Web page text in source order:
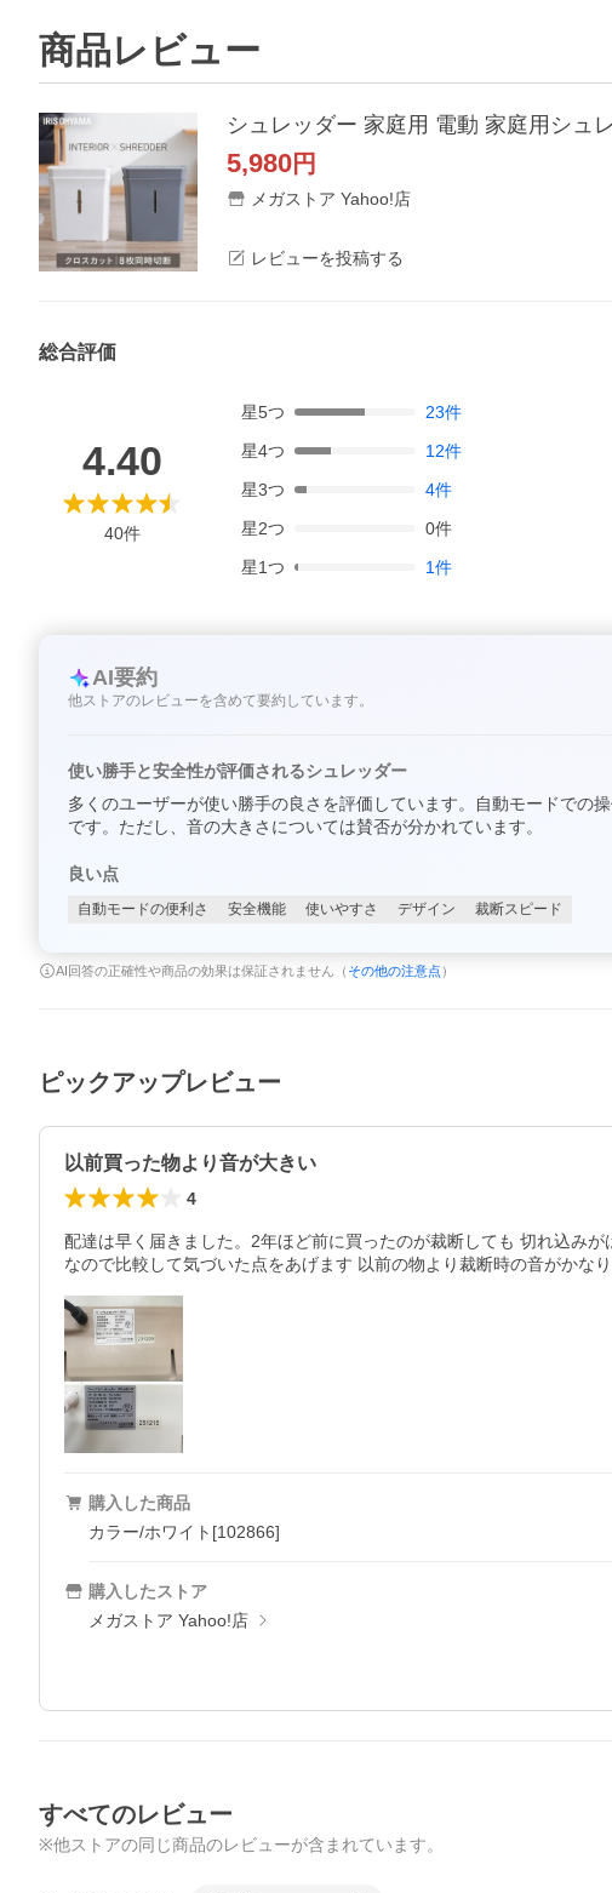
商品レビュー
5,980円
メガストア Yahoo!店
レビューを投稿する
総合評価
4.40
40件
星5つ 23件
星4つ 12件
星3つ 4件
星2つ 0件
星1つ 1件
AI要約
他ストアのレビューを含めて要約しています。
使い勝手と安全性が評価されるシュレッダー
多くのユーザーが使い勝手の良さを評価しています。自動モードでの
です。ただし、音の大きさについては賛否が分かれています。
良い点
自動モードの便利さ 安全機能 使いやすさ デザイン 裁断スピード
AI回答の正確性や商品の効果は保証されません（ その他の注意点 ）
ピックアップレビュー
以前買った物より音が大きい
4
配達は早く届きました。2年ほど前に買ったのが裁断しても 切れ込み
なので比較して気づいた点をあげます 以前の物より裁断時の音がかな
購入した商品
カラー/ホワイト[102866]
購入したストア
メガストア Yahoo!店
すべてのレビュー
※他ストアの同じ商品のレビューが含まれています。